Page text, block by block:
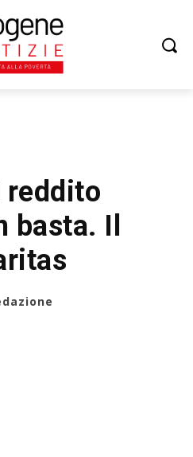
reddito
basta. Il